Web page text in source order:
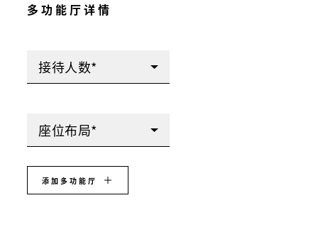
多功能厅详情
接待人数*
座位布局*
添加多功能厅